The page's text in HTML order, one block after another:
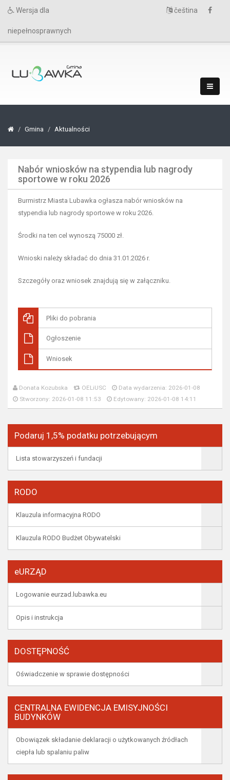
Wersja dla
niepełnosprawnych
čeština
Gmina Aktualności
Nabór wniosków na stypendia lub nagrody
sportowe w roku 2026
Burmistrz Miasta Lubawka ogłasza nabór wniosków na
stypendia lub nagrody sportowe w roku 2026.
Środki na ten cel wynoszą 75000 zł.
Wnioski należy składać do dnia 31.01.2026 r.
Szczegóły oraz wniosek znajdują się w załączniku.
Pliki do pobrania
Ogłoszenie
Wniosek
Donata Kozubska OELiUSC
Data wydarzenia: 2026-01-08
Stworzony: 2026-01-08 11:53
Edytowany: 2026-01-08 14:11
Podaruj 1,5% podatku potrzebującym
Lista stowarzyszeń i fundacji
RODO
Klauzula informacyjna RODO
Klauzula RODO Budżet Obywatelski
eURZĄD
Logowanie eurzad.lubawka.eu
Opis i instrukcja
DOSTĘPNOŚĆ
Oświadczenie w sprawie dostępności
CENTRALNA EWIDENCJA EMISYJNOŚCI
BUDYNKÓW
Obowiązek składanie deklaracji o użytkowanych źródłach
ciepła lub spalaniu paliw